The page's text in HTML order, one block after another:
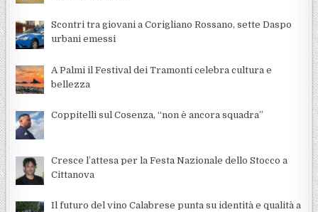
Scontri tra giovani a Corigliano Rossano, sette Daspo
urbani emessi
A Palmi il Festival dei Tramonti celebra cultura e
bellezza
Coppitelli sul Cosenza, “non è ancora squadra”
Cresce l’attesa per la Festa Nazionale dello Stocco a
Cittanova
Il futuro del vino Calabrese punta su identità e qualità a